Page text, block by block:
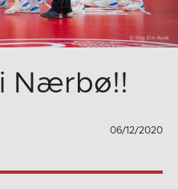
i Nærbø!!
06/12/2020